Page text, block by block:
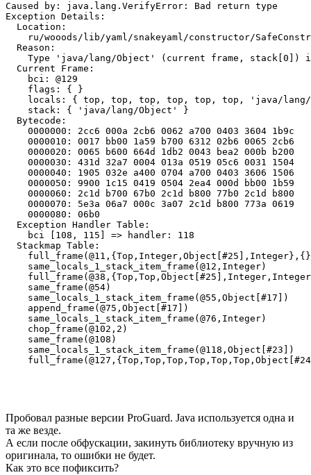
Caused by: java.lang.VerifyError: Bad return type
Exception Details:
  Location:
ru/wooods/lib/yaml/snakeyaml/constructor/
  Reason:
Type 'java/lang/Object' (current frame, stack[0])
  Current Frame:
    bci: @129
    flags: { }
locals: { top, top, top, top, top, top, 'java/
    stack: { 'java/lang/Object' }
  Bytecode:
    0000000: 2cc6 000a 2cb6 0062 a700 0403 3604 1b9c
    0000010: 0017 bb00 1a59 b700 6312 02b6 0065 2cb6
    0000020: 0065 b600 664d 1db2 0043 bea2 000b b200
    0000030: 431d 32a7 0004 013a 0519 05c6 0031 1504
    0000040: 1905 032e a400 0704 a700 0403 3606 1506
    0000050: 9900 1c15 0419 0504 2ea4 000d bb00 1b59
    0000060: 2c1d b700 67b0 2c1d b800 77b0 2c1d b800
    0000070: 5e3a 06a7 000c 3a07 2c1d b800 773a 0619
    0000080: 06b0
  Exception Handler Table:
    bci [108, 115] => handler: 118
  Stackmap Table:
    same_locals_1_stack_item_frame(@12,Integer)
    same_frame(@54)
    same_locals_1_stack_item_frame(@55,Object[#17])
    append_frame(@75,Object[#17])
    same_locals_1_stack_item_frame(@76,Integer)
    chop_frame(@102,2)
    same_frame(@108)
    same_locals_1_stack_item_frame(@118,Object[#23])
Пробовал разные версии ProGuard. Java используется одна и
та же везде.
А если после обфускации, закинуть библиотеку вручную из
оригинала, то ошибки не будет.
Как это все пофиксить?